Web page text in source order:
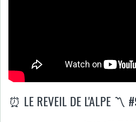
⏰ LE REVEIL DE L'ALPE 〽️